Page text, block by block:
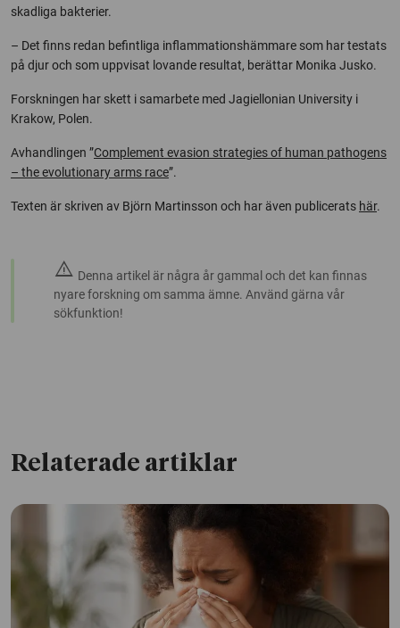
skadliga bakterier.
– Det finns redan befintliga inflammationshämmare som har testats
på djur och som uppvisat lovande resultat, berättar Monika Jusko.
Forskningen har skett i samarbete med Jagiellonian University i
Krakow, Polen.
Avhandlingen ”Complement evasion strategies of human pathogens
– the evolutionary arms race”.
Texten är skriven av Björn Martinsson och har även publicerats här.
warning Denna artikel är några år gammal och det kan finnas
nyare forskning om samma ämne. Använd gärna vår
sökfunktion!
Relaterade artiklar